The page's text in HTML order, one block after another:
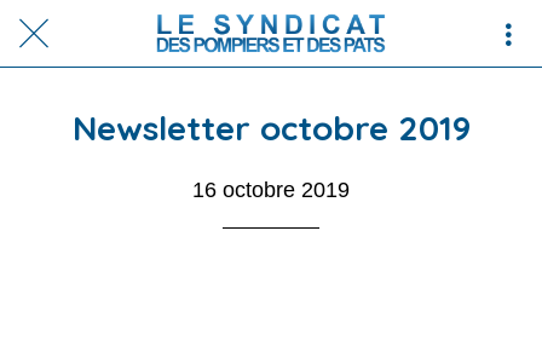
Newsletter octobre 2019
16 octobre 2019